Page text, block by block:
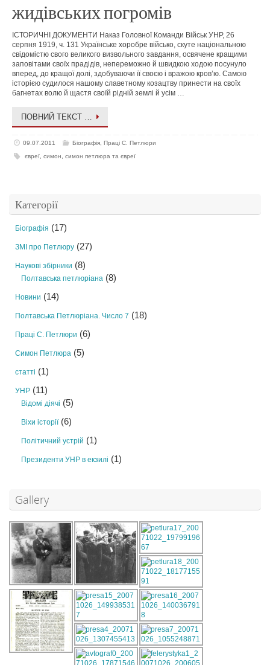
жидівських погромів
ІСТОРИЧНІ ДОКУМЕНТИ Наказ Головної Команди Військ УНР, 26
серпня 1919, ч. 131 Українське хоробре військо, скуте національною
свідомістю свого великого визвольного завдання, освячене кращими
заповітами своїх прадідів, непереможно й швидкою ходою посунуло
вперед, до кращої долі, здобуваючи її своєю і вражою кров’ю. Самою
історією судилося нашому славетному козацтву принести на своїх
багнетах волю й щастя своїй рідній землі й усім …
ПОВНИЙ ТЕКСТ …
09.07.2011 Біографія ,Праці С. Петлюри
євреї ,симон ,симон петлюра та євреї
Категорії
Біографія (17)
ЗМІ про Петлюру (27)
Наукові збірники (8)
Полтавська петлюріана (8)
Новини (14)
Полтавська Петлюріана. Число 7 (18)
Праці С. Петлюри (6)
Симон Петлюра (5)
статті (1)
УНР (11)
Відомі діячі (5)
Віхи історії(6)
Політичний устрій (1)
Президенти УНР в екзилі (1)
Gallery